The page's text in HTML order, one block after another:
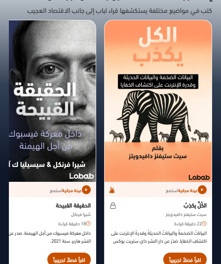
كتب في مواضيع مختلفة يستكشفها قراء لباب إلى جانب الاقتصاد العجيب
عينة مجانيةاستمع
الكُلُّ يكذِبُ
سيث ستيفنز دافيدويتز
22 دقيقة قراءة
البياناتُ الضخمةُ والبياناتُ الحديثةُ وقدرةُ الإنترنت على
اكتشافِ الخفايا. صَدَرَ عن دارِ النشر داي ستريت بوكس
اقرأ فصلاً تجريبياً
عينة مجانيةاستمع
الحقيقة القبيحة
شيرا فرنكل
18 دقيقة قراءة
داخل معركة فيسبوك من أجل الهيمنة. صدر عن دار
النشر هاربر، سنة 2021.
اقرأ فصلاً تجريبياً